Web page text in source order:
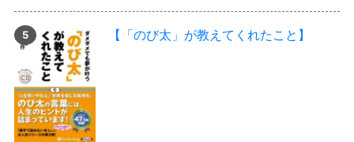
【「のび太」が教えてくれたこと】